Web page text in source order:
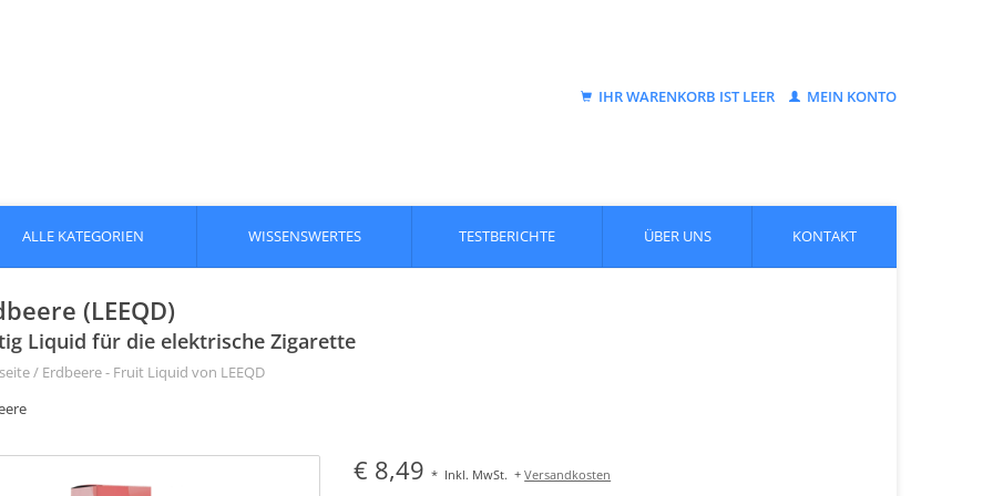
IHR WARENKORB IST LEER MEIN KONTO
ALLE KATEGORIEN WISSENSWERTES TESTBERICHTE ÜBER UNS KONTAKT
(LEEQD)
Liquid für die elektrische Zigarette
/ Erdbeere - Fruit Liquid von LEEQD
€ 8,49* Inkl. MwSt. +Versandkosten